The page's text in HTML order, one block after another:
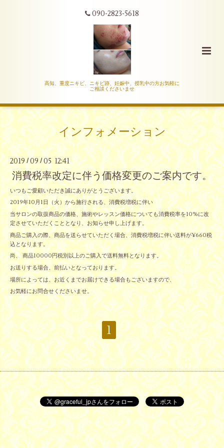
090-2823-5618
高知、重度ニキビ、ニキビ跡、妊娠中、授乳中の方お気軽に
ご相談くださいませ
インフォメーション
2019 / 09 /05 12:41
消費税率改定に伴う価格変更のご案内です。
いつもご愛顧いただき誠にありがとうございます。
2019年10月1日（火）から施行される、消費税増税に伴い
当サロンの取扱商品の価格、施術やレッスン価格についても消費税率を10%に改
定させていただくこととなり、お知らせ申し上げます。
商品ご購入の際、商品を送らせていただく場合、消費税増税に伴い送料が¥660税
込となります。
尚、 商品10000円税別以上のご購入で送料無料となります。
お送りする場合、前払いとなっております。
場所によっては、お近くまでお届けできる場合もございますので、
お気軽にお問合せくださいませ。
1